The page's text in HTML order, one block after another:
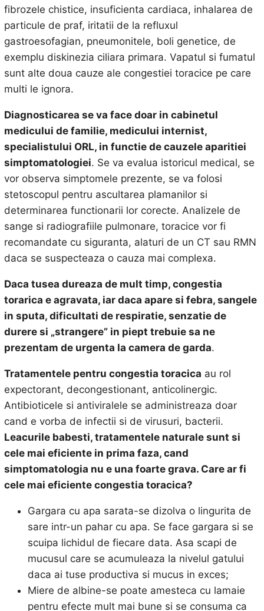
fibrozele chistice, insuficienta cardiaca, inhalarea de
particule de praf, iritatii de la refluxul
gastroesofagian, pneumonitele, boli genetice, de
exemplu diskinezia ciliara primara. Vapatul si fumatul
sunt alte doua cauze ale congestiei toracice pe care
multi le ignora.
Diagnosticarea se va face doar in cabinetul
medicului de familie, medicului internist,
specialistului ORL, in functie de cauzele aparitiei
simptomatologiei. Se va evalua istoricul medical, se
vor observa simptomele prezente, se va folosi
stetoscopul pentru ascultarea plamanilor si
determinarea functionarii lor corecte. Analizele de
sange si radiografiile pulmonare, toracice vor fi
recomandate cu siguranta, alaturi de un CT sau RMN
daca se suspecteaza o cauza mai complexa.
Daca tusea dureaza de mult timp, congestia
torarica e agravata, iar daca apare si febra, sangele
in sputa, dificultati de respiratie, senzatie de
durere si „strangere” in piept trebuie sa ne
prezentam de urgenta la camera de garda.
Tratamentele pentru congestia toracica au rol
expectorant, decongestionant, anticolinergic.
Antibioticele si antiviralele se administreaza doar
cand e vorba de infectii si de virusuri, bacterii.
Leacurile babesti, tratamentele naturale sunt si
cele mai eficiente in prima faza, cand
simptomatologia nu e una foarte grava. Care ar fi
cele mai eficiente congestia toracica?
Gargara cu apa sarata-se dizolva o lingurita de
sare intr-un pahar cu apa. Se face gargara si se
scuipa lichidul de fiecare data. Asa scapi de
mucusul care se acumuleaza la nivelul gatului
daca ai tuse productiva si mucus in exces;
Miere de albine-se poate amesteca cu lamaie
pentru efecte mult mai bune si se consuma ca